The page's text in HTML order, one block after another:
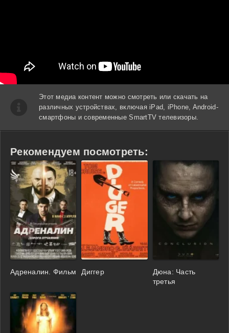
Этот медиа контент можно смотреть или скачать на
различных устройствах, включая iPad, iPhone, Android-
смартфоны и современные SmartTV телевизоры.
Рекомендуем посмотреть:
Адреналин. Фильм Диггер
Дюна: Часть
третья